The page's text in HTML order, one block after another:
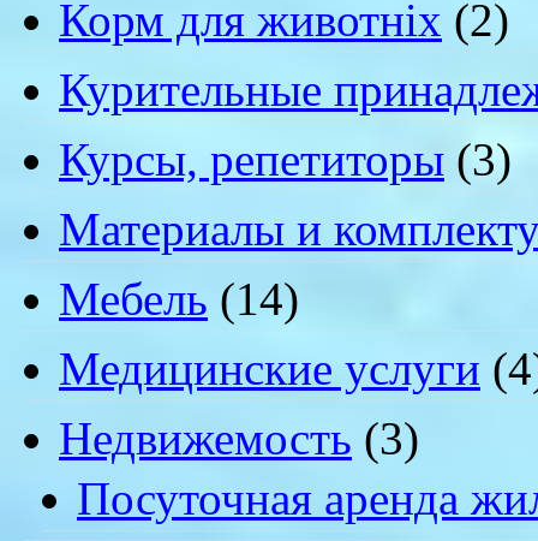
Корм для животніх (2)
Курительные
Курсы, репетиторы (3)
Материалы и
Мебель (14)
Медицинские услуги
Недвижемость (3)
Посуточная аренда